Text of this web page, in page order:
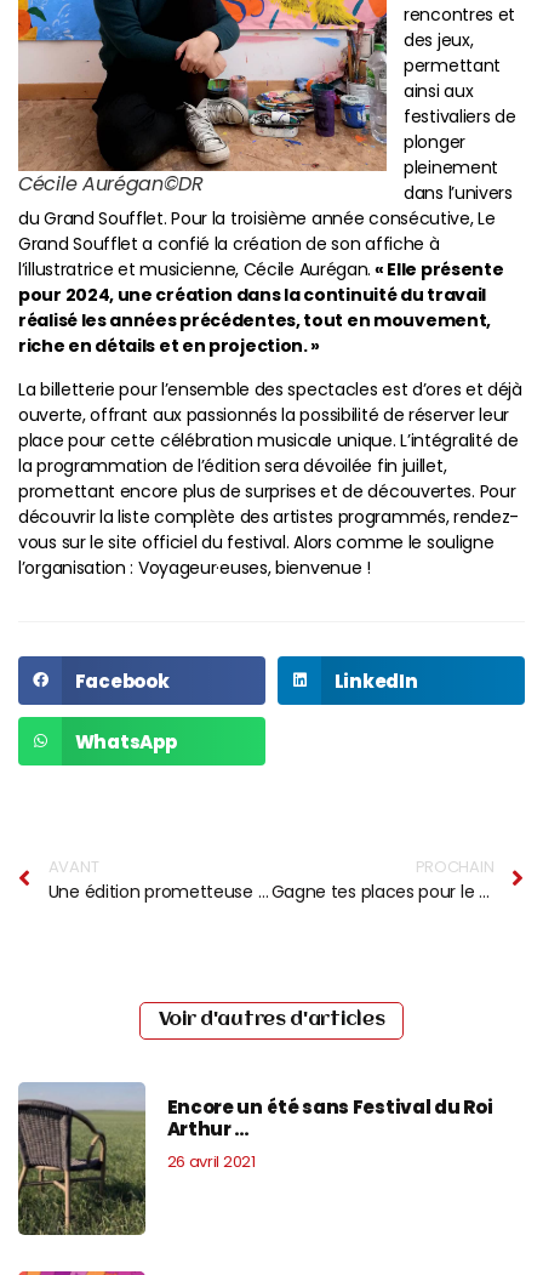
Cécile Aurégan©DR
rencontres et
des jeux,
permettant
ainsi aux
festivaliers de
plonger
pleinement
dans l’univers
du Grand Soufflet. Pour la troisième année consécutive, Le
Grand Soufflet a confié la création de son affiche à
l’illustratrice et musicienne, Cécile Aurégan. « Elle présente
pour 2024, une création dans la continuité du travail
réalisé les années précédentes, tout en mouvement,
riche en détails et en projection. »
La billetterie pour l’ensemble des spectacles est d’ores et déjà
ouverte, offrant aux passionnés la possibilité de réserver leur
place pour cette célébration musicale unique. L’intégralité de
la programmation de l’édition sera dévoilée fin juillet,
promettant encore plus de surprises et de découvertes. Pour
découvrir la liste complète des artistes programmés, rendez-
vous sur le site officiel du festival. Alors comme le souligne
l’organisation : Voyageur·euses, bienvenue !
Facebook LinkedIn
WhatsApp
AVANT
Une édition prometteuse pour Musicalarue
PROCHAIN
Gagne tes places pour le festival Rave Park !
Voir d'autres d'articles
Encore un été sans Festival du Roi
Arthur …
26 avril 2021